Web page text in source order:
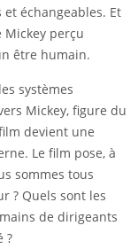
échangeables. Et
Mickey perçu
être humain.
systèmes
Mickey, figure du
devient une
Le film pose, à
sommes tous
? Quels sont les
de dirigeants
?